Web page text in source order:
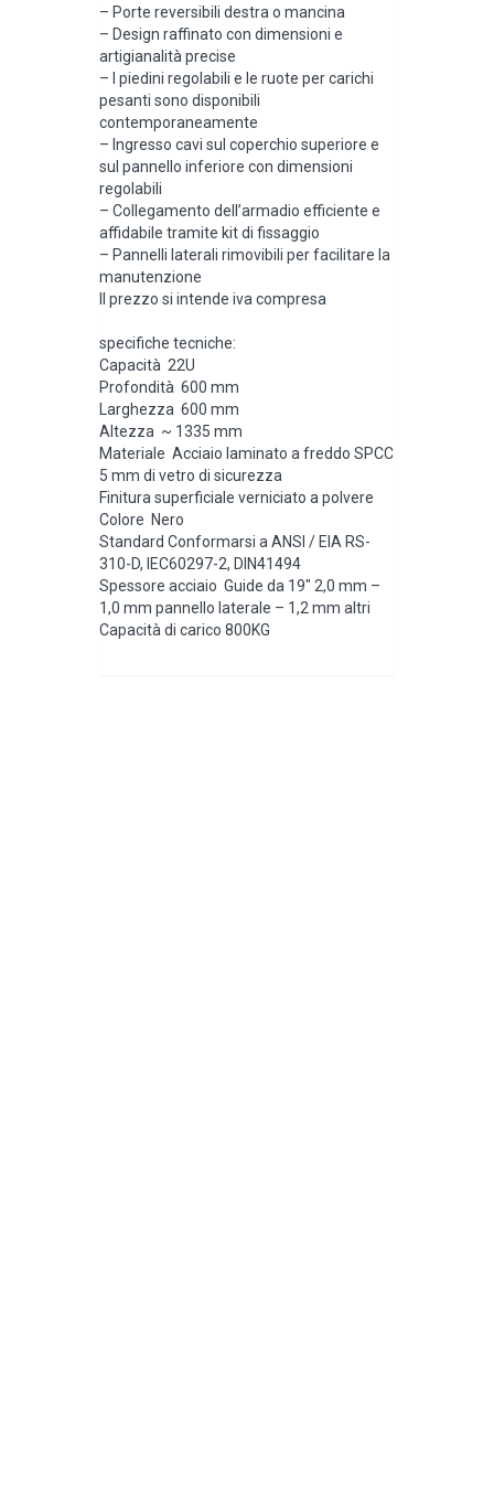
– Porte reversibili destra o mancina
– Design raffinato con dimensioni e
artigianalità precise
– I piedini regolabili e le ruote per carichi
pesanti sono disponibili
contemporaneamente
– Ingresso cavi sul coperchio superiore e
sul pannello inferiore con dimensioni
regolabili
– Collegamento dell’armadio efficiente e
affidabile tramite kit di fissaggio
– Pannelli laterali rimovibili per facilitare la
manutenzione
Il prezzo si intende iva compresa
specifiche tecniche:
Capacità 22U
Profondità 600 mm
Larghezza 600 mm
Altezza ~ 1335 mm
Materiale Acciaio laminato a freddo SPCC
5 mm di vetro di sicurezza
Finitura superficiale verniciato a polvere
Colore Nero
Standard Conformarsi a ANSI / EIA RS-
310-D, IEC60297-2, DIN41494
Spessore acciaio Guide da 19″ 2,0 mm –
1,0 mm pannello laterale – 1,2 mm altri
Capacità di carico 800KG